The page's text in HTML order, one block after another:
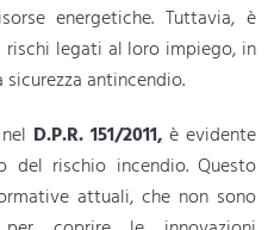
energetiche. Tuttavia, è
legati al loro impiego, in
antincendio.
D.P.R. 151/2011, è evidente
del rischio incendio. Questo
attuali, che non sono